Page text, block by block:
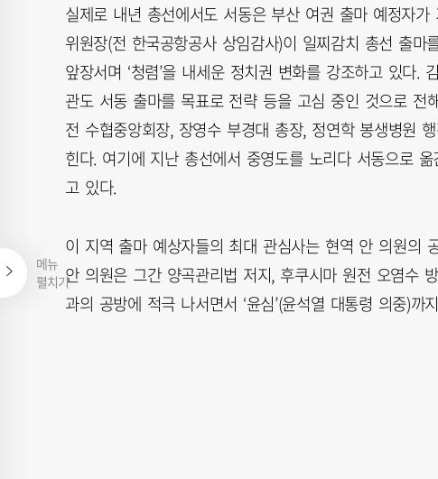
메뉴
펼치기
실제로 내년 총선에서도 서동은 부산 여권 출마 예정자
위원장(전 한국공항공사 상임감사)이 일찌감치 총선 출
앞장서며 ‘청렴’을 내세운 정치권 변화를 강조하고 있다
관도 서동 출마를 목표로 전략 등을 고심 중인 것으로 전
전 수협중앙회장, 장영수 부경대 총장, 정연학 봉생병원
힌다. 여기에 지난 총선에서 중영도를 노리다 서동으로
고 있다.
이 지역 출마 예상자들의 최대 관심사는 현역 안 의원의
안 의원은 그간 양곡관리법 저지, 후쿠시마 원전 오염수
과의 공방에 적극 나서면서 ‘윤심’(윤석열 대통령 의중)까